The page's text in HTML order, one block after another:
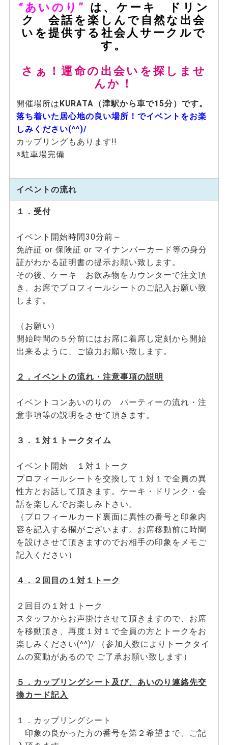
“あいのり” は、ケーキ ドリン
ク 会話を楽しんで自然な出会
いを提供する社会人サークルで
す。
さぁ！運命の出会いを探しませ
んか！
開催場所はKURATA（津駅から車で15分）です。
落ち着いた居心地の良い場所！でイベントをお楽
しみください(^^)/
カップリングもあります!!
※駐車場完備
イベントの流れ
１．受付
イベント開始時間30分前～
免許証 or 保険証 or マイナンバーカード等の身分
証がわかる証明書の提示お願い致します。
その後、ケーキ お飲み物をカウンターで注文頂
き、お席でプロフィールシートのご記入お願い致
します。
（お願い）
開始時間の５分前にはお席に着席し定刻から開始
出来るように、ご協力お願い致します。
２．イベントの流れ・注意事項の説明
イベントコンあいのりの パーティーの流れ・注
意事項等の説明をさせて頂きます。
３．１対１トークタイム
イベント開始 １対１トーク
プロフィールシートを交換して１対１で全員の異
性方とお話して頂きます。ケーキ・ドリンク・会
話を楽しんでお楽しみ下さい。
（プロフィールカード裏面に異性の番号と印象内
容を記入する欄がございます。お席移動前に時間
を設けさせて頂きますのでお相手の印象をメモご
記入ください）
４．２回目の１対１トーク
２回目の１対１トーク
スタッフからお声掛けさせて頂きますので、お席
を移動頂き、再度１対１で全員の方とトークをお
楽しみください(^^)/ （参加人数によりトークタイ
ムの変動があるので ご了承お願い致します）
５．カップリングシート及び、あいのり連絡先交
換カード記入
１．カップリングシート
印象の良かった方の番号を第２希望まで、ご記